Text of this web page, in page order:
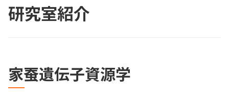
研究室紹介
家蚕遺伝子資源学